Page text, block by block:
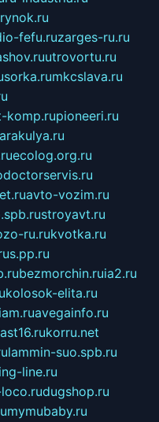
fefu.ruzarges-ru.ru
utrovortu.ru
mkcslava.ru
komp.rupioneeri.ru
ecolog.org.ru
avto-vozim.ru
stroyavt.ru
ru.rukvotka.ru
bezmorchin.ruia2.ru
kolosok-elita.ru
avegainfo.ru
korru.net
lammin-suo.spb.ru
line.ru
dugshop.ru
mymubaby.ru